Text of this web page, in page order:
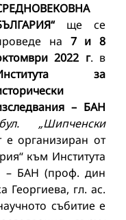
ще се
на 7 и 8
2022 г. в
за
– БАН
бул. „Шипченски
е организиран от
към Института
– БАН (проф. дин
гл. ас.
събитие е